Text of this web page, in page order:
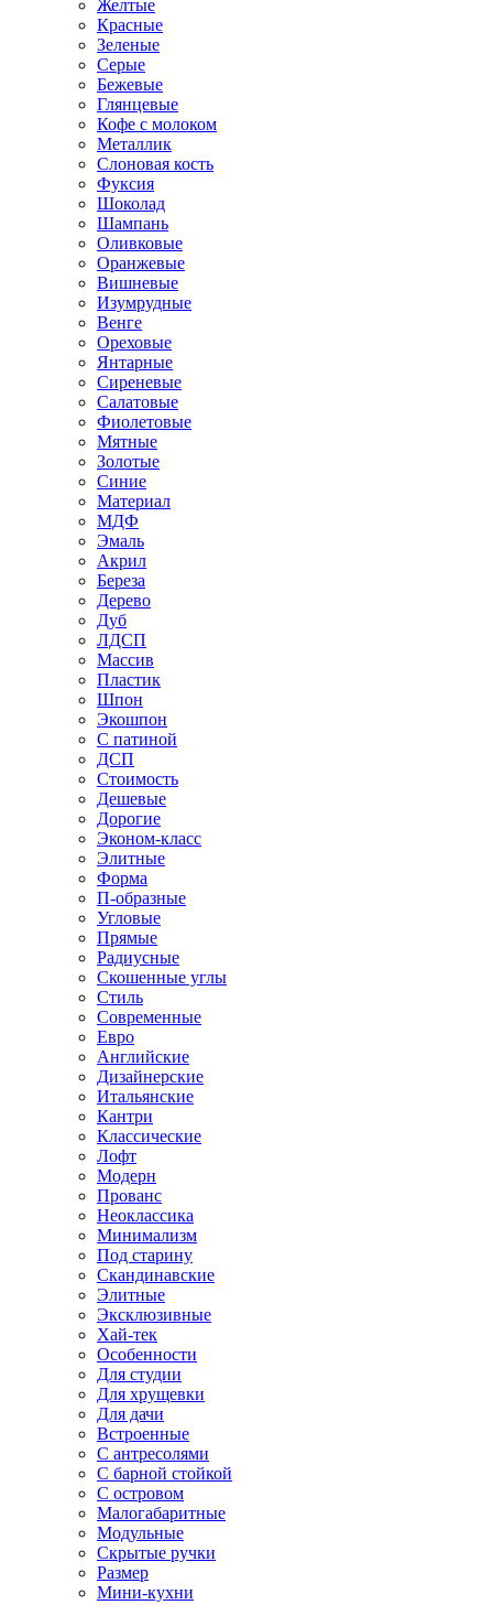
Желтые
Красные
Зеленые
Серые
Бежевые
Глянцевые
Кофе с молоком
Металлик
Слоновая кость
Фуксия
Шоколад
Шампань
Оливковые
Оранжевые
Вишневые
Изумрудные
Венге
Ореховые
Янтарные
Сиреневые
Салатовые
Фиолетовые
Мятные
Золотые
Синие
Материал
МДФ
Эмаль
Акрил
Береза
Дерево
Дуб
ЛДСП
Массив
Пластик
Шпон
Экошпон
С патиной
ДСП
Стоимость
Дешевые
Дорогие
Эконом-класс
Элитные
Форма
П-образные
Угловые
Прямые
Радиусные
Скошенные углы
Стиль
Современные
Евро
Английские
Дизайнерские
Итальянские
Кантри
Классические
Лофт
Модерн
Прованс
Неоклассика
Минимализм
Под старину
Скандинавские
Элитные
Эксклюзивные
Хай-тек
Особенности
Для студии
Для хрущевки
Для дачи
Встроенные
С антресолями
С барной стойкой
С островом
Малогабаритные
Модульные
Скрытые ручки
Размер
Мини-кухни